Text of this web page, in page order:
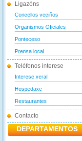
Ligazóns
Concellos veciños
Organismos Oficiales
Ponteceso
Prensa local
Teléfonos interese
Interese xeral
Hospedaxe
Restaurantes
Contacto
DEPARTAMENTOS